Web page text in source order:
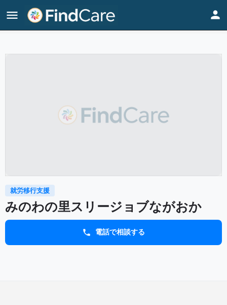
Home Listings みのわの里スリージョブながおか
就労移行支援
みのわの里スリージョブながおか
電話で相談する